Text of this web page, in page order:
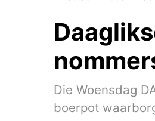
Die Woensdag
boerpot